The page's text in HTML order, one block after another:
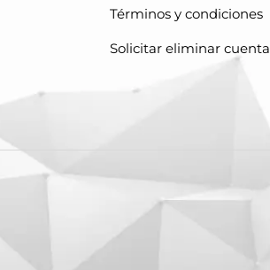
Términos y condiciones
Solicitar eliminar cuenta